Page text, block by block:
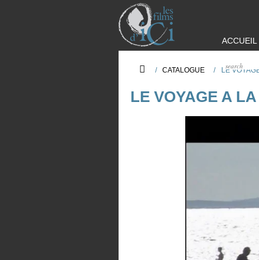
ACCUEIL
/ CATALOGUE / LE
LE VOYAGE A